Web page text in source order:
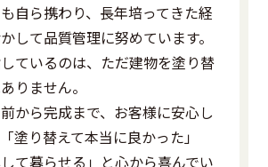
自ら携わり、長年培ってきた経
して品質管理に努めています。
ているのは、ただ建物を塗り替
りません。
から完成まで、お客様に安心し
塗り替えて本当に良かった」
して暮らせる」と心から喜んでい